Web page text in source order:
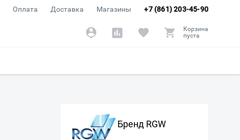
+7 (861) 203-45-90
Оплата Доставка Магазины
Корзина
пуста
Бренд RGW